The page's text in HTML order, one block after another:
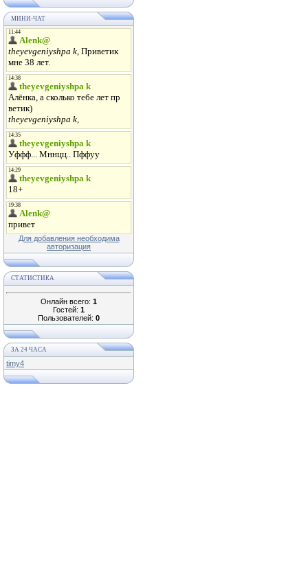
МИНИ-ЧАТ
Для добавления необходима
авторизация
СТАТИСТИКА
Онлайн всего: 1
Гостей: 1
Пользователей: 0
ЗА 24 ЧАСА
timy4